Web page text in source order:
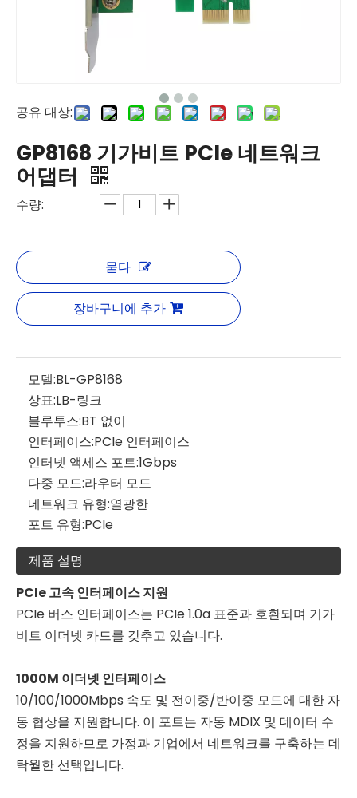
공유 대상:
GP8168 기가비트 PCIe 네트워크
어댑터
수량:
묻다
장바구니에 추가
모델:BL-GP8168
상표:LB-링크
블루투스:BT 없이
인터페이스:PCIe 인터페이스
인터넷 액세스 포트:1Gbps
다중 모드:라우터 모드
네트워크 유형:열광한
포트 유형:PCIe
제품 설명
PCIe 고속 인터페이스 지원
PCIe 버스 인터페이스는 PCIe 1.0a 표준과 호환되며 기가
비트 이더넷 카드를 갖추고 있습니다.
1000M 이더넷 인터페이스
10/100/1000Mbps 속도 및 전이중/반이중 모드에 대한 자
동 협상을 지원합니다. 이 포트는 자동 MDIX 및 데이터 수
정을 지원하므로 가정과 기업에서 네트워크를 구축하는 데
탁월한 선택입니다.